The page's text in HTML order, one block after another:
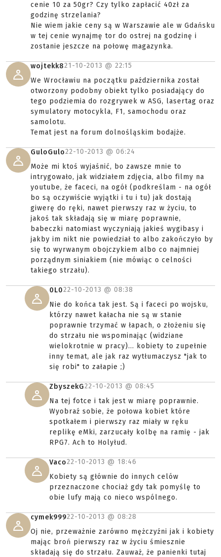
cenie 10 za 50gr? Czy tylko zapłacić 40zł za
godzinę strzelania?
Nie wiem jakie ceny są w Warszawie ale w Gdańsku
w tej cenie wynajmę tor do ostrej na godzinę i
zostanie jeszcze na połowę magazynka.
wojtekk821-10-2013 @ 22:15
We Wrocławiu na początku października został
otworzony podobny obiekt tylko posiadający do
tego podziemia do rozgrywek w ASG, lasertag oraz
symulatory motocykla, F1, samochodu oraz
samolotu.
Temat jest na forum dolnośląskim bodajże.
GuloGulo22-10-2013 @ 06:24
Może mi ktoś wyjaśnić, bo zawsze mnie to
intrygowało, jak widziałem zdjęcia, albo filmy na
youtube, że faceci, na ogół (podkreślam - na ogół
bo są oczywiście wyjątki i tu i tu) jak dostają
giwerę do ręki, nawet pierwszy raz w życiu, to
jakoś tak składają się w miarę poprawnie,
babeczki natomiast wyczyniają jakieś wygibasy i
jakby im nikt nie powiedział to albo zakończyło by
się to wyrwanym obojczykiem albo co najmniej
porządnym siniakiem (nie mówiąc o celności
takiego strzału).
0L022-10-2013 @ 08:38
Nie do końca tak jest. Są i faceci po wojsku,
którzy nawet kałacha nie są w stanie
poprawnie trzymać w łapach, o złożeniu się
do strzału nie wspominając (widziane
wielokrotnie w pracy)... kobiety to zupełnie
inny temat, ale jak raz wytłumaczysz "jak to
się robi" to załapie ;)
ZbyszekG22-10-2013 @ 08:45
Na tej fotce i tak jest w miarę poprawnie.
Wyobraź sobie, że połowa kobiet które
spotkałem i pierwszy raz miały w ręku
replikę eMki, zarzucały kolbę na ramię - jak
RPG7. Ach to Holyłud.
Vaco22-10-2013 @ 18:46
Kobiety są głównie do innych celów
przeznaczone chociaż gdy tak pomyślę to
obie lufy mają co nieco wspólnego.
cymek99922-10-2013 @ 08:28
Oj nie, przeważnie zarówno mężczyźni jak i kobiety
mając broń pierwszy raz w życiu śmiesznie
składają się do strzału. Zauważ, że panienki tutaj